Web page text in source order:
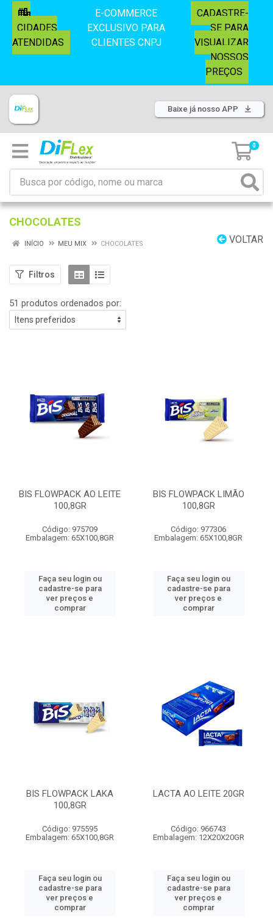
CIDADES
ATENDIDAS
E-COMMERCE
EXCLUSIVO PARA
CLIENTES CNPJ
CADASTRE-
SE PARA
VISUALIZAR
NOSSOS
PREÇOS
Baixe já nosso APP
0
CHOCOLATES
VOLTAR
INÍCIO MEU MIX CHOCOLATES
Filtros
51 produtos ordenados por:
BIS FLOWPACK AO LEITE
100,8GR
Código: 975709
Embalagem: 65X100,8GR
Faça seu login ou
cadastre-se para
ver preços e
comprar
BIS FLOWPACK LIMÃO
100,8GR
Código: 977306
Embalagem: 65X100,8GR
Faça seu login ou
cadastre-se para
ver preços e
comprar
BIS FLOWPACK LAKA
100,8GR
Código: 975595
Embalagem: 65X100,8GR
Faça seu login ou
cadastre-se para
ver preços e
comprar
LACTA AO LEITE 20GR
Código: 966743
Embalagem: 12X20X20GR
Faça seu login ou
cadastre-se para
ver preços e
comprar